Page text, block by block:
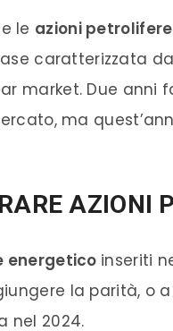
le azioni petrolifere
caratterizzata
market. Due anni
ma
AZIONI
energetico inseriti
la parità, o
nel 2024.